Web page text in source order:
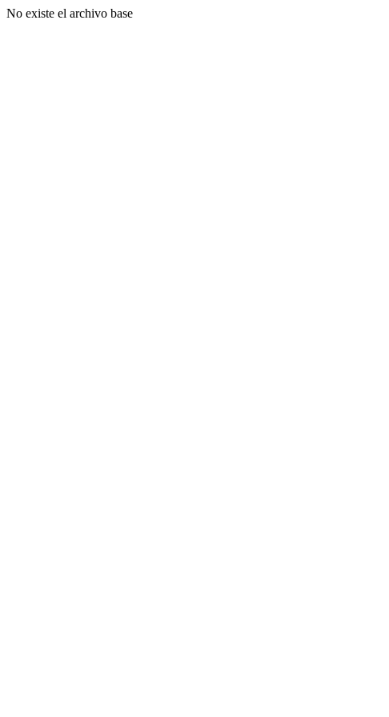
No existe el archivo base